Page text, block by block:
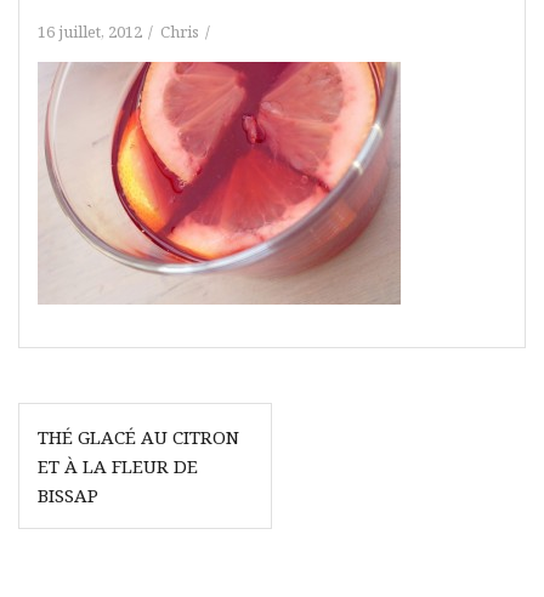
16 juillet, 2012 Chris
Navigation
de
l’article
THÉ GLACÉ AU CITRON
ET À LA FLEUR DE
BISSAP